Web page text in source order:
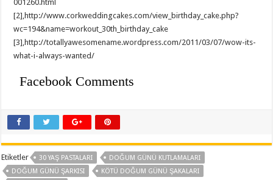
001260.html
[2],http://www.corkweddingcakes.com/view_birthday_cake.php?
wc=194&name=workout_30th_birthday_cake
[3],http://totallyawesomename.wordpress.com/2011/03/07/wow-its-
what-i-always-wanted/
Facebook Comments
Etiketler 30 YAŞ PASTALARI
DOĞUM GÜNÜ KUTLAMALARI
DOĞUM GÜNÜ ŞARKISI
KÖTÜ DOĞUM GÜNÜ ŞAKALARI